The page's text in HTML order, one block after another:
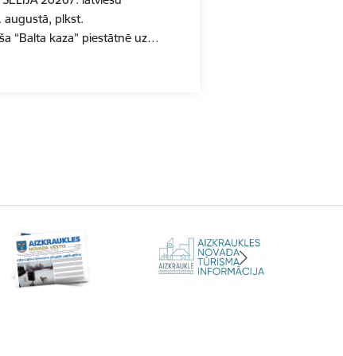
augustā, plkst.
“Balta kaza” piestātnē uz…